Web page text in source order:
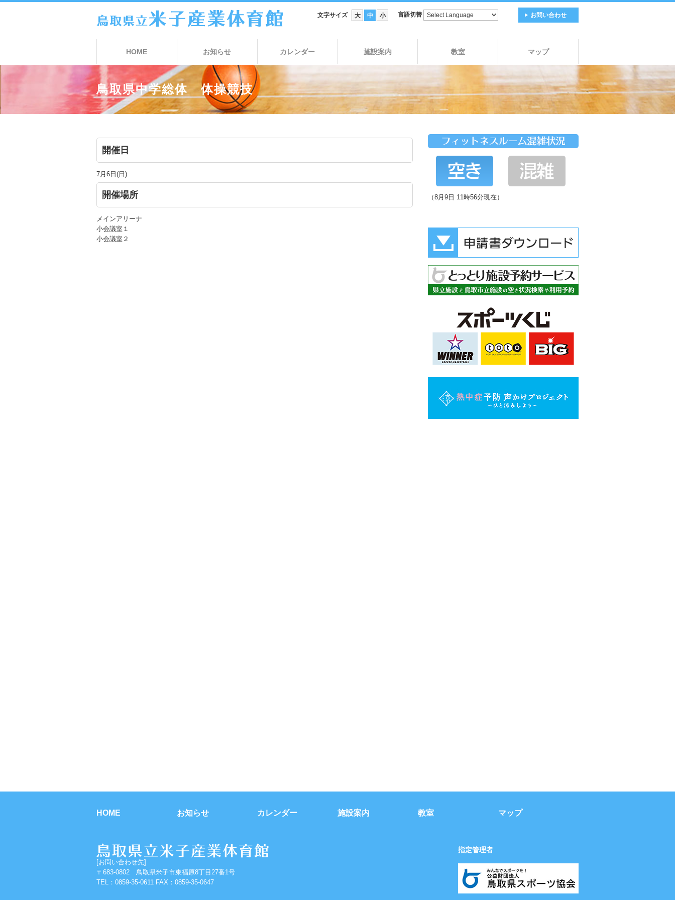
HOME お知らせ カレンダー 施設案内 教室 マップ
文字サイズ 大 中 小 言語切替 お問い合わせ
鳥取県中学総体 体操競技
開催日
7月6日(日)
開催場所
メインアリーナ
小会議室１
小会議室２
（8月9日 11時56分現在）
HOME お知らせ カレンダー 施設案内 教室 マップ
指定管理者
[お問い合わせ先]
〒683-0802 鳥取県米子市東福原8丁目27番1号
TEL：0859-35-0611 FAX：0859-35-0647